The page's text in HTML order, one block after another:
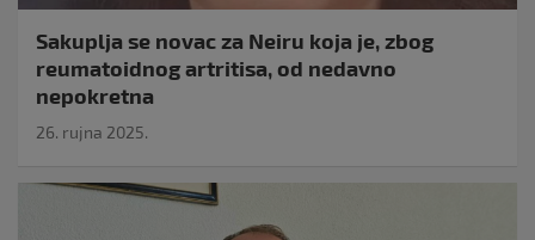
Sakuplja se novac za Neiru koja je, zbog
reumatoidnog artritisa, od nedavno
nepokretna
26. rujna 2025.